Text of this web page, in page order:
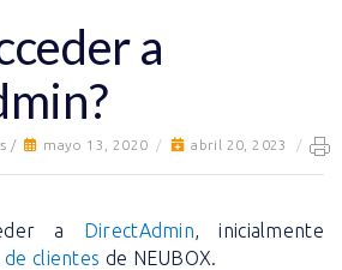
a
/ mayo 13, 2020 / abril 20, 2023 /
a DirectAdmin, inicialmente
clientes de NEUBOX.